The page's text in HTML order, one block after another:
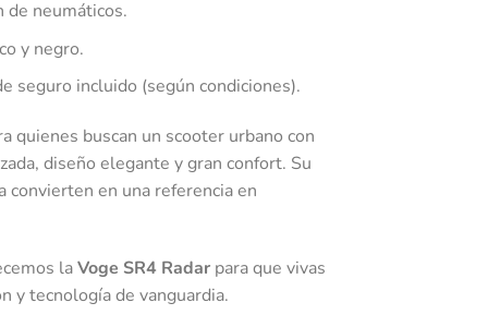
de neumáticos.
y negro.
seguro incluido (según condiciones).
quienes buscan un scooter urbano con
diseño elegante y gran confort. Su
convierten en una referencia en
laVoge SR4 Radar para que vivas
y tecnología de vanguardia.